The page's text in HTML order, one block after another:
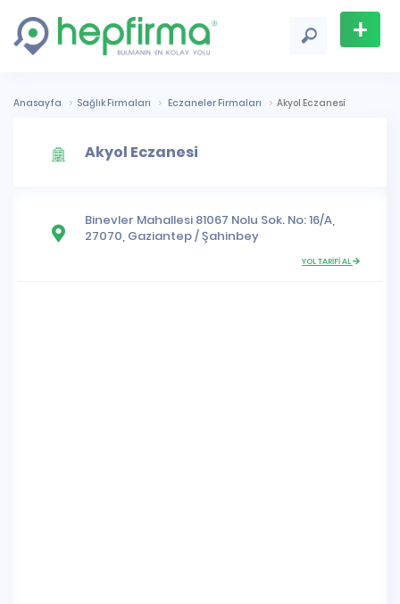
+
Anasayfa Sağlık Firmaları Eczaneler Firmaları Akyol Eczanesi
Akyol Eczanesi
Binevler Mahallesi 81067 Nolu Sok. No: 16/A,
27070, Gaziantep/Şahinbey
YOL TARİFİ AL